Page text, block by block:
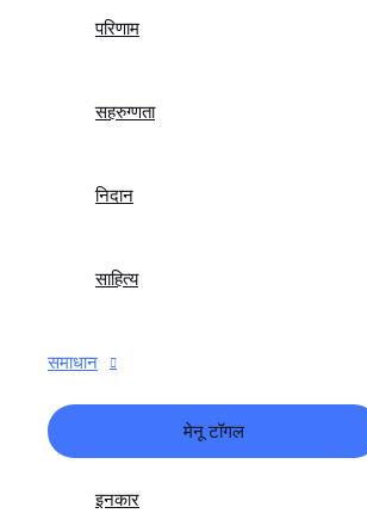
परिणाम
सहरुग्णता
निदान
साहित्य
समाधान
मेनू टॉगल
इनकार